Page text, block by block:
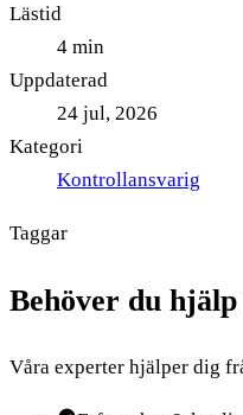
Lästid
4 min
Uppdaterad
24 jul, 2026
Kategori
Kontrollansvarig
Taggar
Behöver du
Våra experter hjälper dig